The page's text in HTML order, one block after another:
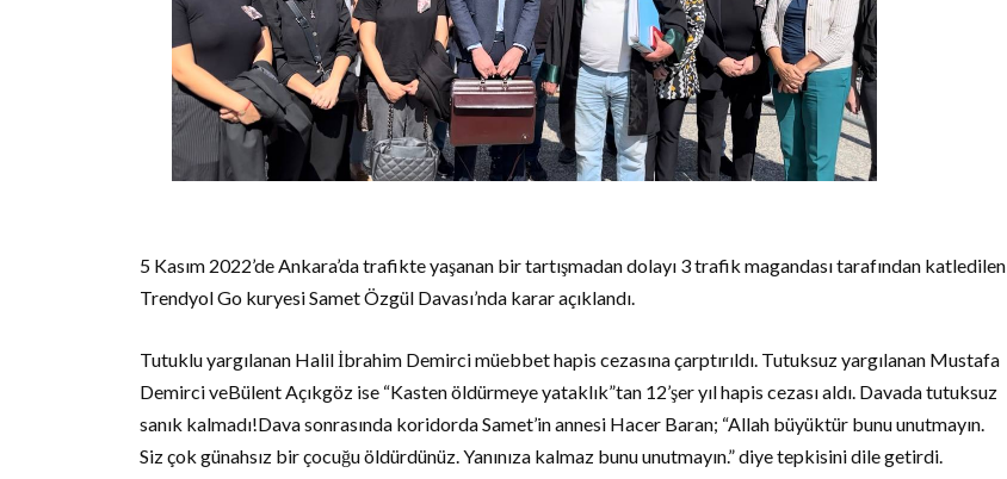
5 Kasım 2022’de Ankara’da trafikte yaşanan bir tartışmadan dolayı 3 trafik magandası tarafından katledilen
Trendyol Go kuryesi Samet Özgül Davası’nda karar açıklandı.
Tutuklu yargılanan Halil İbrahim Demirci müebbet hapis cezasına çarptırıldı. Tutuksuz yargılanan Mustafa
Demirci veBülent Açıkgöz ise “Kasten öldürmeye yataklık”tan 12’şer yıl hapis cezası aldı. Davada tutuksuz
sanık kalmadı!Dava sonrasında koridorda Samet’in annesi Hacer Baran; “Allah büyüktür bunu unutmayın.
Siz çok günahsız bir çocuğu öldürdünüz. Yanınıza kalmaz bunu unutmayın.” diye tepkisini dile getirdi.